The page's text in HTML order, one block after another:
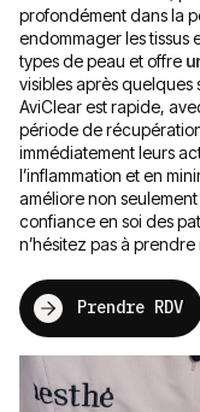
profondément dans la
endommager les tissus
types de peau et offre
visibles après quelques
AviClear est rapide,
période de
immédiatement leurs
l’inflammation et en
améliore non
confiance en soi des
n’hésitez pas à
Prendre RDV